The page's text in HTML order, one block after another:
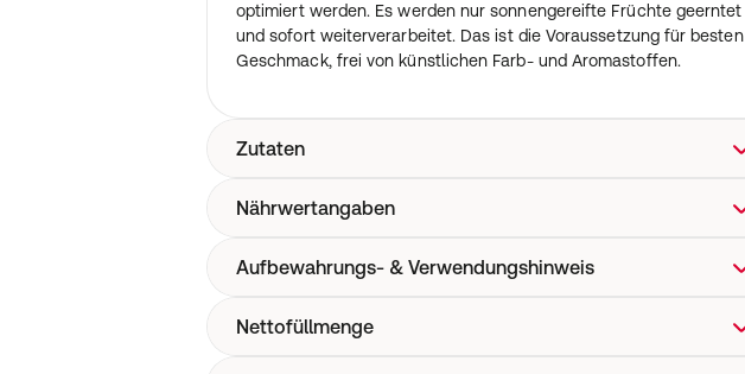
optimiert werden. Es werden nur sonnengereifte Früchte geerntet
und sofort weiterverarbeitet. Das ist die Voraussetzung für besten
Geschmack, frei von künstlichen Farb- und Aromastoffen.
Zutaten
Schwarze Johannisbeeren, Wasser, Zucker.
Nährwertangaben
Nährwerte pro 100g: Energie 574 kJ (137 kCal); Fett 1,2 g; davon
23,1 g; Eiweiss 1,3 g; Salz 0,03 g
Aufbewahrungs- & Verwendungshinweis
Kühl & trocken
Nettofüllmenge